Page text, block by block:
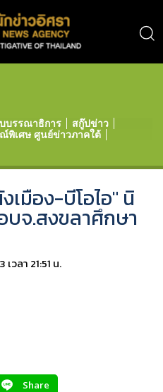
บรรณาธิการ
สกู๊ปข่าว
พิเศษ ศูนย์ข่าวภาคใต้
เมือง-บีโอไอ" นิ
บจ.สงขลาศึกษา
วลา 21:51 น.
Share